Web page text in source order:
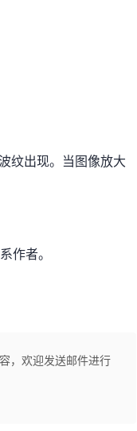
纹出现。当图像放大
作者。
，欢迎发送邮件进行